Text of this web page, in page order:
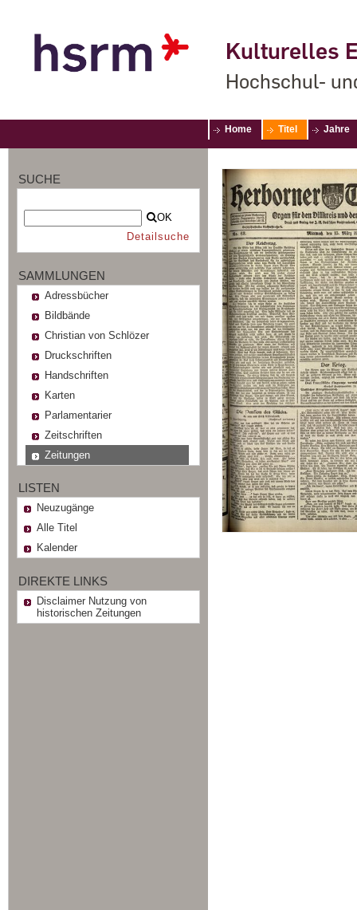
Kulturelles
Hochschul-
Home Titel Jahre
SUCHE
OK
Detailsuche
SAMMLUNGEN
Adressbücher
Bildbände
Christian von Schlözer
Druckschriften
Handschriften
Karten
Parlamentarier
Zeitschriften
Zeitungen
LISTEN
Neuzugänge
Alle Titel
Kalender
DIREKTE LINKS
Disclaimer Nutzung von
historischen Zeitungen